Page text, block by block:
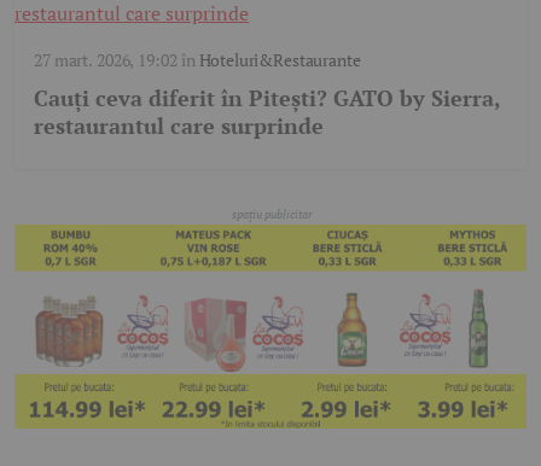
27 mart. 2026, 19:02 în Hoteluri&Restaurante
Cauți ceva diferit în Pitești? GATO by Sierra,
restaurantul care surprinde